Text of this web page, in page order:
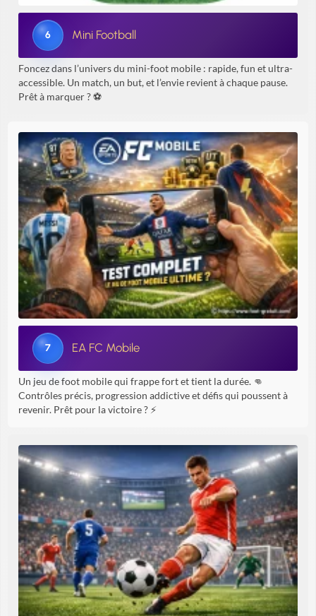
6 Mini Football
Foncez dans l’univers du mini-foot mobile : rapide, fun et ultra-
accessible. Un match, un but, et l’envie revient à chaque pause.
Prêt à marquer ? ⚽️
7 EA FC Mobile
Un jeu de foot mobile qui frappe fort et tient la durée. 👊
Contrôles précis, progression addictive et défis qui poussent à
revenir. Prêt pour la victoire ? ⚡